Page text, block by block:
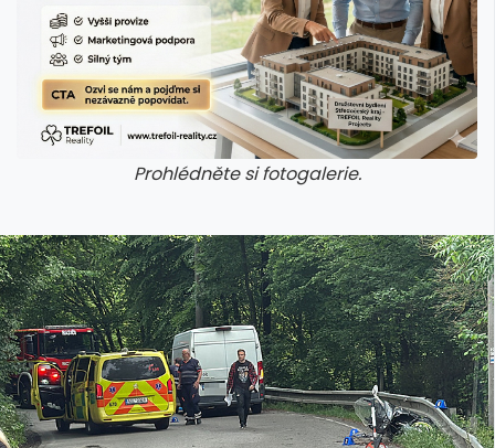
Prohlédněte si fotogalerie.